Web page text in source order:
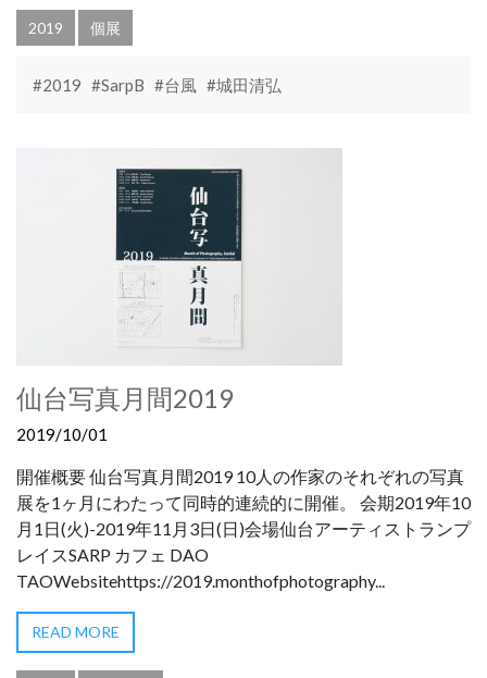
2019 個展
#2019 #SarpB #台風 #城田清弘
仙台写真月間2019
2019/10/01
開催概要 仙台写真月間2019 10人の作家のそれぞれの写真
展を1ヶ月にわたって同時的連続的に開催。 会期2019年10
月1日(火)-2019年11月3日(日)会場仙台アーティストランプ
レイスSARP カフェ DAO
TAOWebsitehttps://2019.monthofphotography...
READ MORE